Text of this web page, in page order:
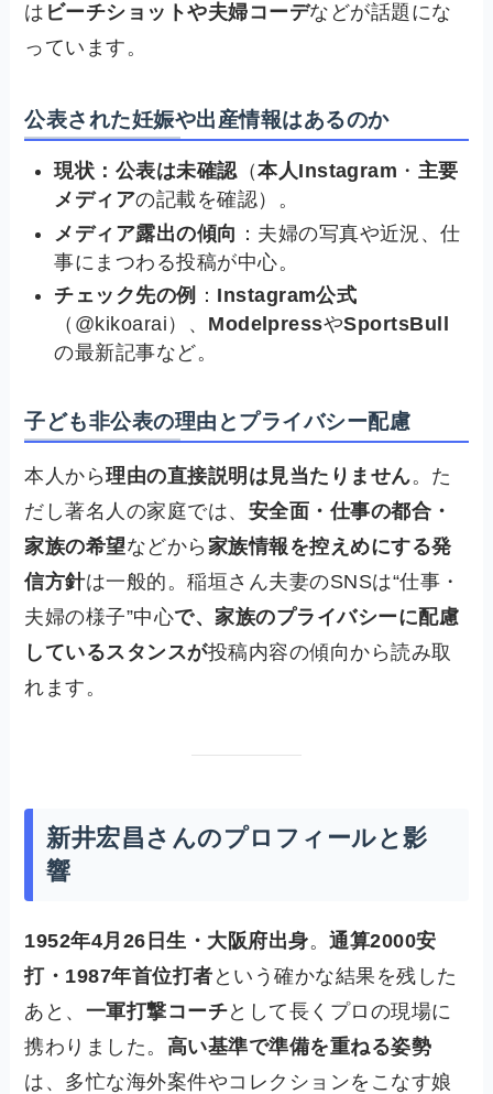
は ビーチショットや夫婦コーデなどが話題にな
っています。
公表された妊娠や出産情報はあるのか
現状：公表は未確認（本人Instagram ・ 主要
メディアの記載を確認）。
メディア露出の傾向 ：夫婦の写真や近況、仕
事にまつわる投稿が中心。
チェック先の例 ： Instagram公式
（@kikoarai）、 ModelpressやSportsBull
の最新記事など。
子ども非公表の理由とプライバシー配慮
本人から理由の直接説明は見当たりません。た
だし著名人の家庭では、 安全面・仕事の都合・
家族の希望などから 家族情報を控えめにする発
信方針は一般的。稲垣さん夫妻のSNSは“仕事・
夫婦の様子”中心で、家族のプライバシーに配慮
しているスタンスが投稿内容の傾向から読み取
れます。
新井宏昌さんのプロフィールと影
響
1952年4月26日生・大阪府出身。通算2000安
打・1987年首位打者 という確かな結果を残した
あと、 一軍打撃コーチとして長くプロの現場に
携わりました。 高い基準で準備を重ねる姿勢
は、多忙な海外案件やコレクションをこなす娘